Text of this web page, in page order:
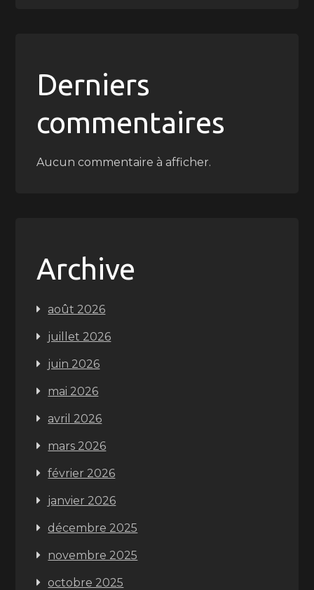
Derniers
commentaires
Aucun commentaire à afficher.
Archive
août 2026
juillet 2026
juin 2026
mai 2026
avril 2026
mars 2026
février 2026
janvier 2026
décembre 2025
novembre 2025
octobre 2025